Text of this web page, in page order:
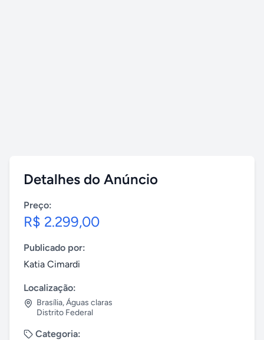
Detalhes do Anúncio
Preço:
R$ 2.299,00
Publicado por:
Katia Cimardi
Localização:
Brasília,Águas claras
Distrito Federal
Categoria: